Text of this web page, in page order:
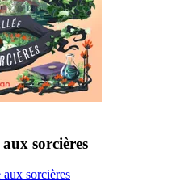
sorcières
sorcières